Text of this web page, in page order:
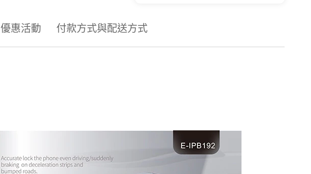
優惠活動 付款方式與配送方式